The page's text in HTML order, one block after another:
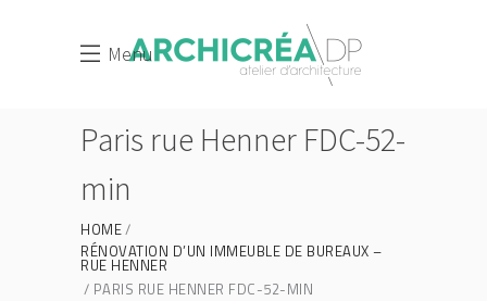
Menu
Paris rue Henner FDC-52-
min
HOME
RÉNOVATION D’UN IMMEUBLE DE BUREAUX –
RUE HENNER
PARIS RUE HENNER FDC-52-MIN